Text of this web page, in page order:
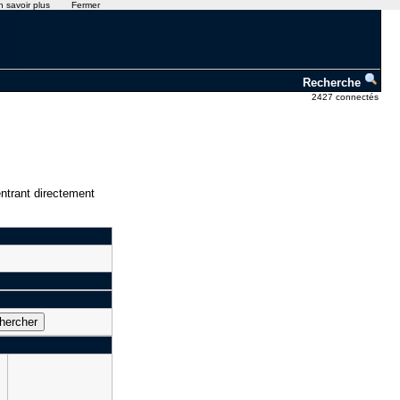
Recherche
2427 connectés
directement
savoir plus Fermer